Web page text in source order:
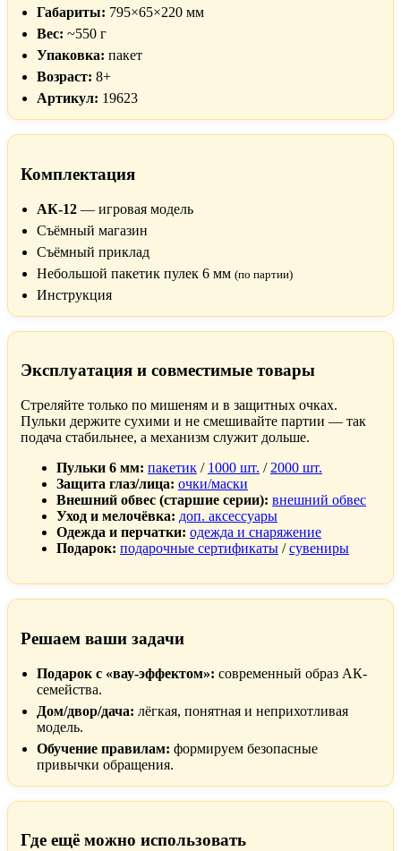
Габариты: 795×65×220 мм
Вес: ~550 г
Упаковка: пакет
Возраст: 8+
Артикул: 19623
Комплектация
АК-12 — игровая модель
Съёмный магазин
Съёмный приклад
Небольшой пакетик пулек 6 мм (по партии)
Инструкция
Эксплуатация и совместимые товары
Стреляйте только по мишеням и в защитных очках.
Пульки держите сухими и не смешивайте партии — так
подача стабильнее, а механизм служит дольше.
Пульки 6 мм: пакетик / 1000 шт. / 2000 шт.
Защита глаз/лица: очки/маски
Внешний обвес (старшие серии): внешний обвес
Уход и мелочёвка: доп. аксессуары
Одежда и перчатки: одежда и снаряжение
Подарок: подарочные сертификаты /сувениры
Решаем ваши задачи
Подарок с «вау-эффектом»: современный образ АК-
семейства.
Дом/двор/дача: лёгкая, понятная и неприхотливая
модель.
Обучение правилам: формируем безопасные
привычки обращения.
Где ещё можно использовать